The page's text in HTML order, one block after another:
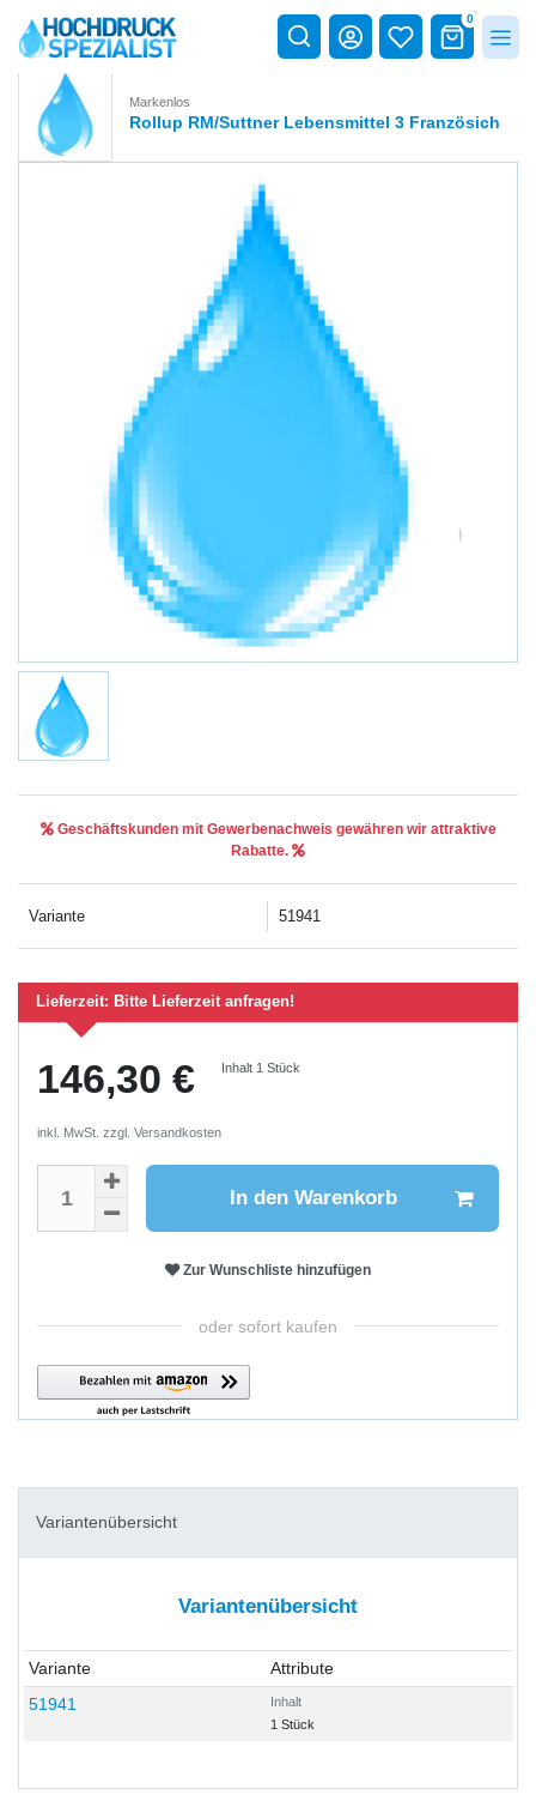
0
Markenlos
Rollup RM/Suttner Lebensmittel 3 Französich
Geschäftskunden mit Gewerbenachweis gewähren wir attraktive
Rabatte.
Variante 51941
Lieferzeit: Bitte Lieferzeit anfragen!
146,30 € Inhalt 1Stück
inkl. MwSt. zzgl. Versandkosten
In den Warenkorb
Zur Wunschliste hinzufügen
oder sofort kaufen
Variantenübersicht
Variantenübersicht
Variante
Attribute
51941
Inhalt
1 Stück